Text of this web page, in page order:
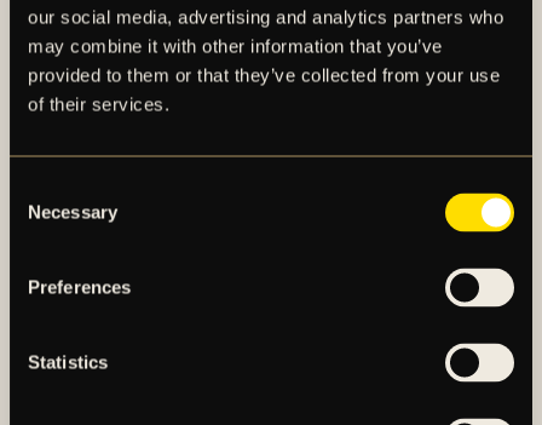
our social media, advertising and analytics partners who
may combine it with other information that you’ve
provided to them or that they’ve collected from your use
of their services.
Selection
Necessary
Preferences
Statistics
elitfotbollsverksamhet genom ett herrlag och ett
damlag. Herrlaget spelar i Allsvenskan och damlaget
spelar i OBOS Damallsvenskan. AIK Fotboll AB är
noterat på NGM Nordic Growth Market Stockholm.